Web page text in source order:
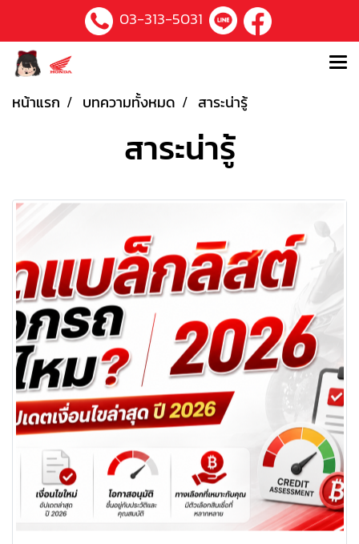
03-313-5031
หน้าแรก บทความทั้งหมด สาระน่ารู้
สาระน่ารู้